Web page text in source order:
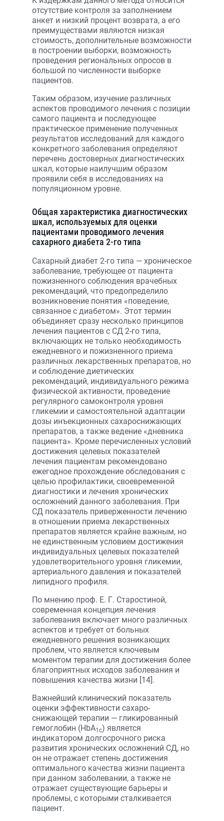
отсутствие контроля за заполнением
анкет и низкий процент возврата, а его
преимуществами являются низкая
стоимость, дополнительные возможности
в построении выборки, возможность
проведения региональных опросов в
большой по численности выборке
пациентов.
Таким образом, изучение различных
аспектов проводимого лечения с позиции
самого пациента и последующее
практическое применение полученных
результатов исследований для каждого
конкретного заболевания определяют
перечень достоверных диагностических
шкал, которые наилучшим образом
проявили себя в исследованиях на
популяционном уровне.
Общая характеристика диагностических
шкал, используемых для оценки
пациентами проводимого лечения
сахарного диабета 2-го типа
Сахарный диабет 2-го типа — хроническое
заболевание, требующее от пациента
пожизненного соблюдения врачебных
рекомендаций, что предопределило
возникновение понятия «поведение,
связанное с диабетом». Этот термин
объединяет сразу несколько принципов
лечения пациентов с СД 2-го типа,
включающих не только необходимость
ежедневного и пожизненного приема
различных лекарственных препаратов, но
и соблюдение диетических
рекомендаций, индивидуального режима
физической активности, проведение
регулярного самоконтроля уровня
гликемии и самостоятельной адаптации
дозы инъекционных сахароснижающих
препаратов, а также ведение «дневника
пациента». Кроме перечисленных условий
достижения целевых показателей
лечения пациентам рекомендовано
ежегодное прохождение обследования с
целью профилактики, своевременной
диагностики и лечения хронических
осложнений данного заболевания. При
СД показатель приверженности лечению
в отношении приема лекарственных
препаратов является крайне важным, но
не единственным условием достижения
индивидуальных целевых показателей
удовлетворительного уровня гликемии,
артериального давления и показателей
липидного профиля.
По мнению проф. Е. Г. Старостиной,
современная концепция лечения
заболевания включает много различных
аспектов и требует от больных
ежедневного решения возникающих
проблем, что является ключевым
моментом терапии для достижения более
благоприятных исходов заболевания и
повышения качества жизни [14].
Важнейший клинический показатель
оценки эффективности сахаро­
снижающей терапии — гликированный
гемоглобин (HbA1c) является
индикатором долгосрочного риска
развития хронических осложнений СД, но
он не отражает степень достижения
оптимального качества жизни пациента
при данном заболевании, а также не
отражает существующие барьеры и
проблемы, с которыми сталкивается
пациент.